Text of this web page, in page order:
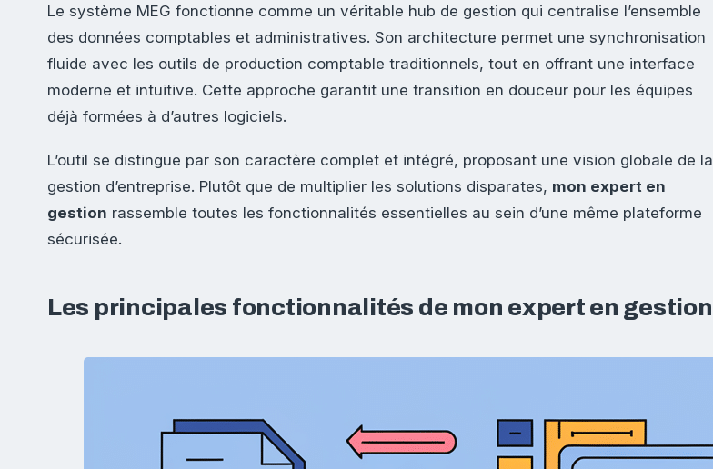
Le système MEG fonctionne comme un véritable hub de gestion qui centralise l’ensemble
des données comptables et administratives. Son architecture permet une synchronisation
fluide avec les outils de production comptable traditionnels, tout en offrant une interface
moderne et intuitive. Cette approche garantit une transition en douceur pour les équipes
déjà formées à d’autres logiciels.
L’outil se distingue par son caractère complet et intégré, proposant une vision globale de la
gestion d’entreprise. Plutôt que de multiplier les solutions disparates, mon expert en
gestion rassemble toutes les fonctionnalités essentielles au sein d’une même plateforme
sécurisée.
Les principales fonctionnalités de mon expert en gestion